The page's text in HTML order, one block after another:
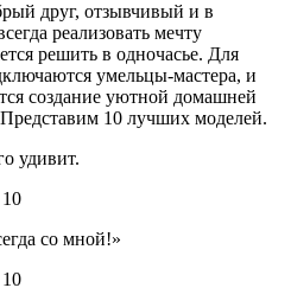
друг, отзывчивый и в
реализовать мечту
решить в одночасье. Для
умельцы-мастера, и
создание уютной домашней
10 лучших моделей.
удивит.
со мной!»